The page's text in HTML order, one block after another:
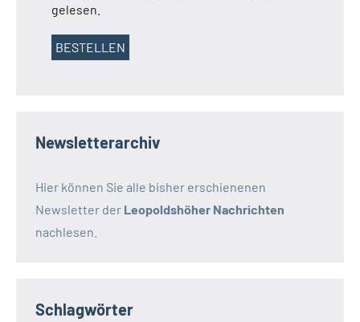
gelesen.
Newsletterarchiv
Hier können Sie alle bisher erschienenen
Newsletter der Leopoldshöher Nachrichten
nachlesen.
Schlagwörter